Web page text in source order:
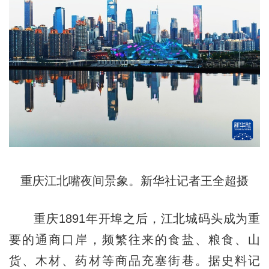
重庆江北嘴夜间景象。新华社记者王全超摄
重庆1891年开埠之后，江北城码头成为重
要的通商口岸，频繁往来的食盐、粮食、山
货、木材、药材等商品充塞街巷。据史料记